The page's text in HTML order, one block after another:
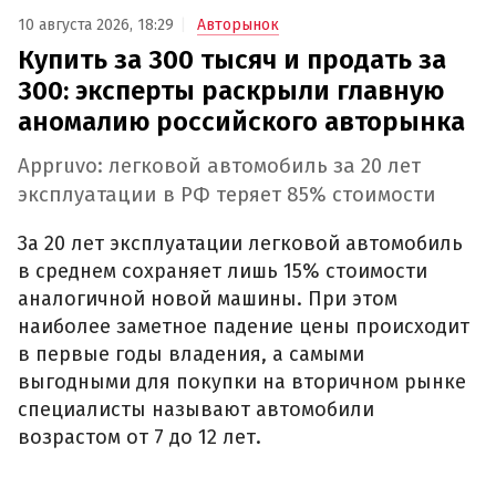
10 августа 2026, 18:29 Авторынок
Купить за 300 тысяч и продать за
300: эксперты раскрыли главную
аномалию российского авторынка
Appruvo: легковой автомобиль за 20 лет
эксплуатации в РФ теряет 85% стоимости
За 20 лет эксплуатации легковой автомобиль
в среднем сохраняет лишь 15% стоимости
аналогичной новой машины. При этом
наиболее заметное падение цены происходит
в первые годы владения, а самыми
выгодными для покупки на вторичном рынке
специалисты называют автомобили
возрастом от 7 до 12 лет.